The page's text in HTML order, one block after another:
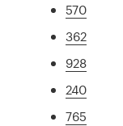
570
362
928
240
765